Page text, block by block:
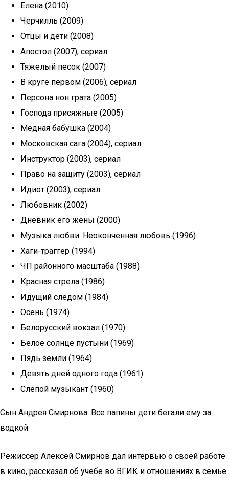
Елена (2010)
Черчилль (2009)
Отцы и дети (2008)
Апостол (2007), сериал
Тяжелый песок (2007)
В круге первом (2006), сериал
Персона нон грата (2005)
Господа присяжные (2005)
Медная бабушка (2004)
Московская сага (2004), сериал
Инструктор (2003), сериал
Право на защиту (2003), сериал
Идиот (2003), сериал
Любовник (2002)
Дневник его жены (2000)
Музыка любви. Неоконченная любовь (1996)
Хаги-траггер (1994)
ЧП районного масштаба (1988)
Красная стрела (1986)
Идущий следом (1984)
Осень (1974)
Белорусский вокзал (1970)
Белое солнце пустыни (1969)
Пядь земли (1964)
Девять дней одного года (1961)
Слепой музыкант (1960)
Сын Андрея Смирнова: Все папины дети бегали ему за
водкой
Режиссер Алексей Смирнов дал интервью о своей работе
в кино, рассказал об учебе во ВГИК и отношениях в семье.